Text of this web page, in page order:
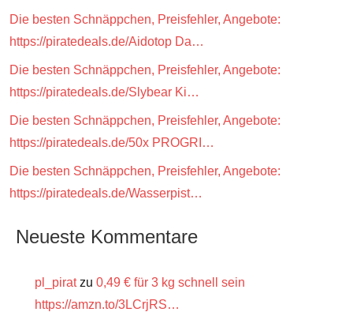
Die besten Schnäppchen, Preisfehler, Angebote:
https://piratedeals.de/Aidotop Da…
Die besten Schnäppchen, Preisfehler, Angebote:
https://piratedeals.de/Slybear Ki…
Die besten Schnäppchen, Preisfehler, Angebote:
https://piratedeals.de/50x PROGRI…
Die besten Schnäppchen, Preisfehler, Angebote:
https://piratedeals.de/Wasserpist…
Neueste Kommentare
pl_piratzu 0,49 € für 3 kg schnell sein
https://amzn.to/3LCrjRS…